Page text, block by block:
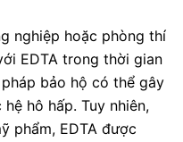
nghiệp hoặc phòng thí
EDTA trong thời gian
bảo hộ có thể gây
hô hấp. Tuy nhiên,
phẩm, EDTA được